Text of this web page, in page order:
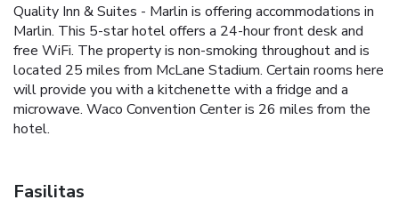
Quality Inn & Suites - Marlin is offering accommodations in
Marlin. This 5-star hotel offers a 24-hour front desk and
free WiFi. The property is non-smoking throughout and is
located 25 miles from McLane Stadium. Certain rooms here
will provide you with a kitchenette with a fridge and a
microwave. Waco Convention Center is 26 miles from the
hotel.
Fasilitas